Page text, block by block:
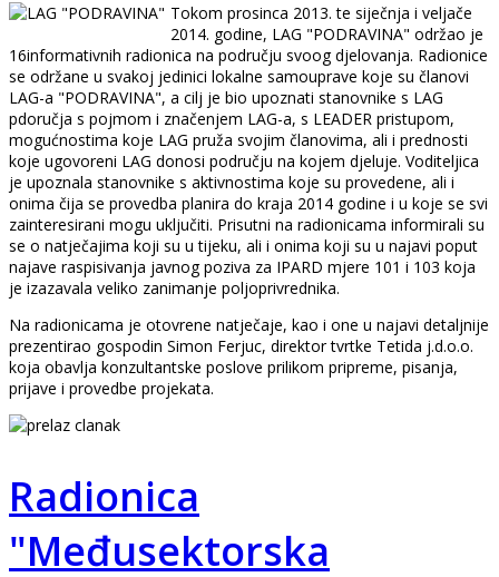
Tokom prosinca 2013. te siječnja i veljače
2014. godine, LAG "PODRAVINA" održao je
16informativnih radionica na području svoog djelovanja. Radionice
se održane u svakoj jedinici lokalne samouprave koje su članovi
LAG-a "PODRAVINA", a cilj je bio upoznati stanovnike s LAG
pdoručja s pojmom i značenjem LAG-a, s LEADER pristupom,
mogućnostima koje LAG pruža svojim članovima, ali i prednosti
koje ugovoreni LAG donosi području na kojem djeluje. Voditeljica
je upoznala stanovnike s aktivnostima koje su provedene, ali i
onima čija se provedba planira do kraja 2014 godine i u koje se svi
zainteresirani mogu uključiti. Prisutni na radionicama informirali su
se o natječajima koji su u tijeku, ali i onima koji su u najavi poput
najave raspisivanja javnog poziva za IPARD mjere 101 i 103 koja
je izazavala veliko zanimanje poljoprivrednika.
Na radionicama je otovrene natječaje, kao i one u najavi detaljnije
prezentirao gospodin Simon Ferjuc, direktor tvrtke Tetida j.d.o.o.
koja obavlja konzultantske poslove prilikom pripreme, pisanja,
prijave i provedbe projekata.
Radionica
"Međusektorska